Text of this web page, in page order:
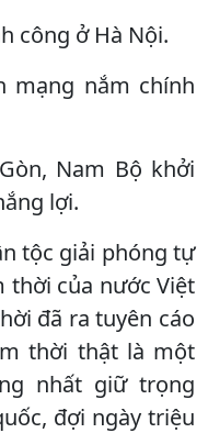
công ở Hà Nội.
mạng nắm chính
Nam Bộ khởi
lợi.
tộc giải phóng tự
thời của nước Việt
đã ra tuyên cáo
thời thật là một
nhất giữ trọng
đợi ngày triệu